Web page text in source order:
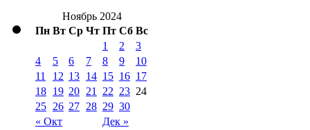
Ноябрь 2024
Пн Вт Ср Чт Пт Сб Вс
« Окт Дек »
1 2
3
4
5 6 7 8 9
10
11
12 13 14 15 16 17
18 19 20 21 22 23 24
25 26 27 28 29 30